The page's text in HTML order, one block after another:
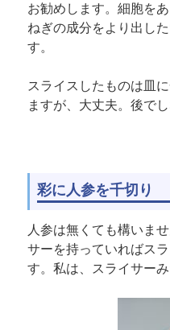
お勧めします。細胞を
ねぎの成分をより出し
す。
スライスしたものは皿
ますが、大丈夫。後で
彩に人参を千切り
人参は無くても構いま
サーを持っていればス
す。私は、スライサー